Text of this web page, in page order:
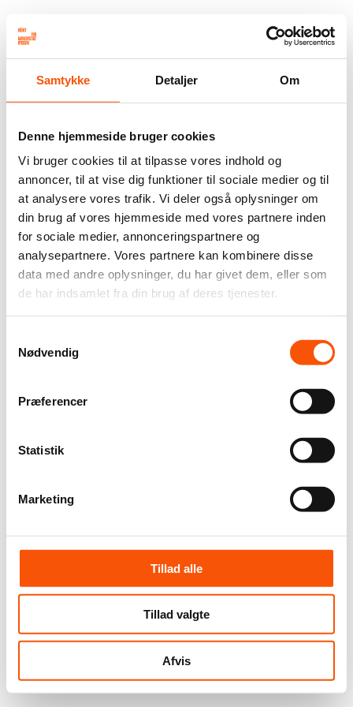
Samtykke Detaljer Om
Denne hjemmeside bruger cookies
Vi bruger cookies til at tilpasse vores indhold og
annoncer, til at vise dig funktioner til sociale medier og til
at analysere vores trafik. Vi deler også oplysninger om
din brug af vores hjemmeside med vores partnere inden
for sociale medier, annonceringspartnere og
analysepartnere. Vores partnere kan kombinere disse
data med andre oplysninger, du har givet dem, eller som
de har indsamlet fra din brug af deres tjenester.
Nødvendig
Præferencer
Statistik
Marketing
Tillad alle
Tillad valgte
Afvis